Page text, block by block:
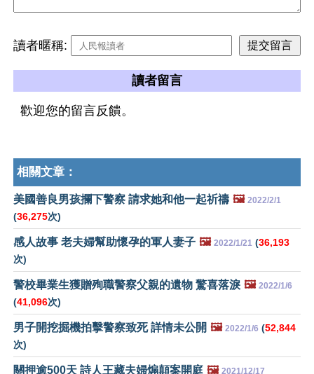
讀者暱稱:
讀者留言
歡迎您的留言反饋。
相關文章：
美國善良男孩攔下警察 請求她和他一起祈禱 🖼️ 2022/2/1
(36,275次)
感人故事 老夫婦幫助懷孕的軍人妻子 🖼️ 2022/1/21 (36,193
次)
警校畢業生獲贈殉職警察父親的遺物 驚喜落淚 🖼️ 2022/1/6
(41,096次)
男子開挖掘機拍擊警察致死 詳情未公開 🖼️ 2022/1/6 (52,844
次)
關押逾500天 詩人王藏夫婦煽顛案開庭 🖼️ 2021/12/17